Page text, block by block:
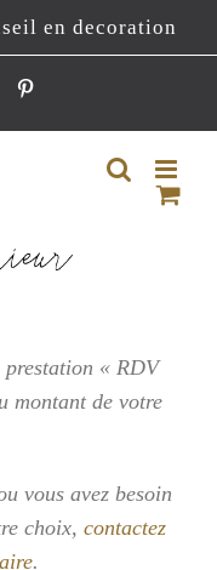
en decoration
Pinterest
« RDV
montant de votre
vous avez besoin
choix, contactez
.